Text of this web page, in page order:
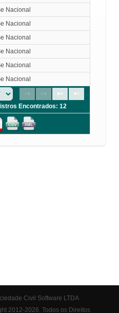
Nacional
Nacional
Nacional
Nacional
Nacional
Nacional
Encontrados: 12
Civil Software LTDA
2012-2026. Todos os Direitos